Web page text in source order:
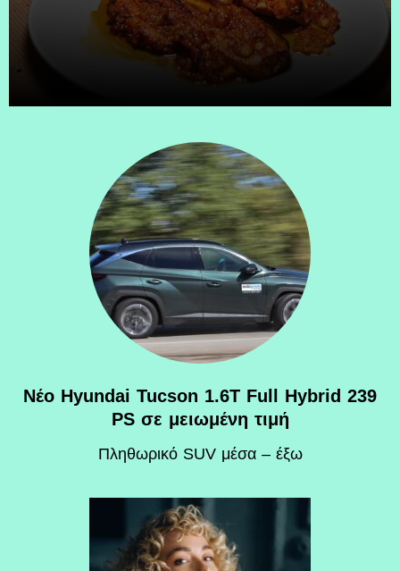
Νέο Hyundai Tucson 1.6T Full Hybrid 239
PS σε μειωμένη τιμή
Πληθωρικό SUV μέσα – έξω